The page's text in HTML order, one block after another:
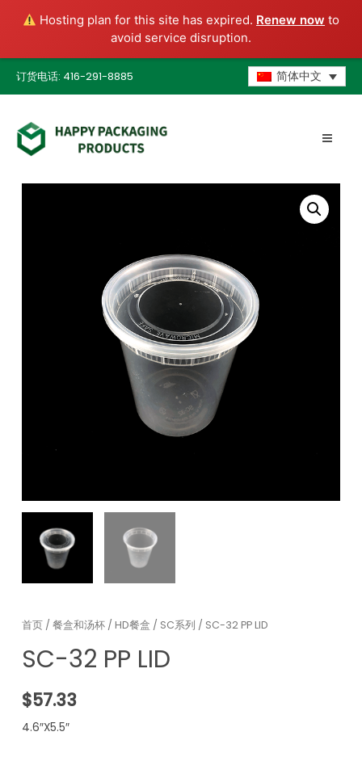
Hosting plan for this site has expired. Renew now to
avoid service disruption.
订货电话: 416-291-8885 简体中文
首页 /餐盒和汤杯 /HD餐盒 / SC系列 / SC-32 PP LID
SC-32 PP LID
$57.33
4.6″X5.5″